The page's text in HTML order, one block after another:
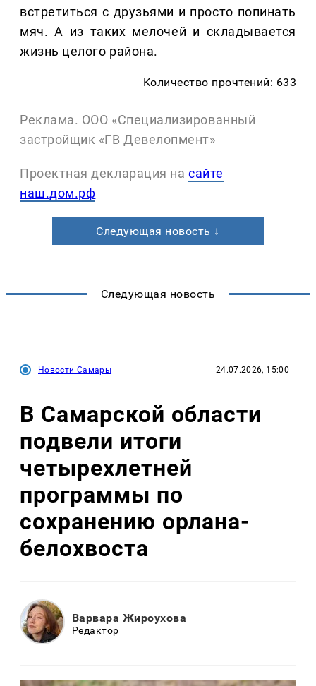
встретиться с друзьями и просто попинать
мяч. А из таких мелочей и складывается
жизнь целого района.
Количество прочтений: 633
Реклама. ООО «Специализированный
застройщик «ГВ Девелопмент»
Проектная декларация на сайте
наш.дом.рф
Следующая новость ↓
Следующая новость
Новости Самары 24.07.2026, 15:00
В Самарской области
подвели итоги
четырехлетней
программы по
сохранению орлана-
белохвоста
Варвара Жироухова
Редактор